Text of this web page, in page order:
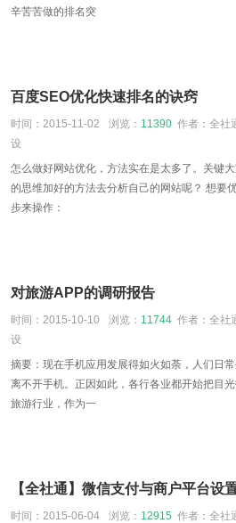
辛苦苦做的排名突
百度SEO优化快速排名的诀窍
时间：2015-11-02 浏览： 11390 作者：全社
设
怎么做好网站优化，方法实在是太多了。关键
的思维加好的方法去分析自己的网站呢？ 想要
步来操作：
对旅游APP的调研报告
时间：2015-10-10 浏览： 11744 作者：全社
设
摘要：现在手机应用发展得如火如荼，人们日
离不开手机。正因如此，各行各业都开始把目
旅游行业，作为一
【全社通】微信支付与商户平台设
时间：2015-06-04 浏览： 12915 作者：全社